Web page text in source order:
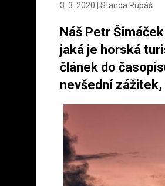
3. 3. 2020 | Standa Rubáš
Náš Petr Šimáček
jaká je horská
článek do
nevšední